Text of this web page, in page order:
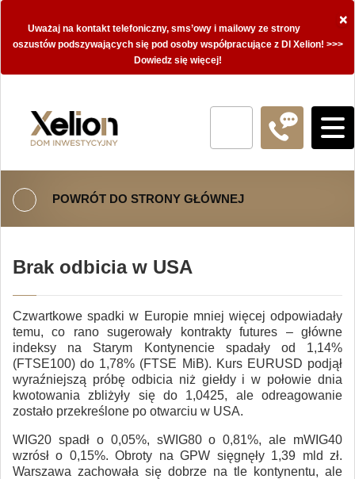
×
Uważaj na kontakt telefoniczny, sms’owy i mailowy ze strony
oszustów podszywających się pod osoby współpracujące z DI Xelion! >>>
Dowiedz się więcej!
POWRÓT DO STRONY GŁÓWNEJ
Brak odbicia w USA
Czwartkowe spadki w Europie mniej więcej odpowiadały
temu, co rano sugerowały kontrakty futures – główne
indeksy na Starym Kontynencie spadały od 1,14%
(FTSE100) do 1,78% (FTSE MiB). Kurs EURUSD podjął
wyraźniejszą próbę odbicia niż giełdy i w połowie dnia
kwotowania zbliżyły się do 1,0425, ale odreagowanie
zostało przekreślone po otwarciu w USA.
WIG20 spadł o 0,05%, sWIG80 o 0,81%, ale mWIG40
wzrósł o 0,15%. Obroty na GPW sięgnęły 1,39 mld zł.
Warszawa zachowała się dobrze na tle kontynentu, ale